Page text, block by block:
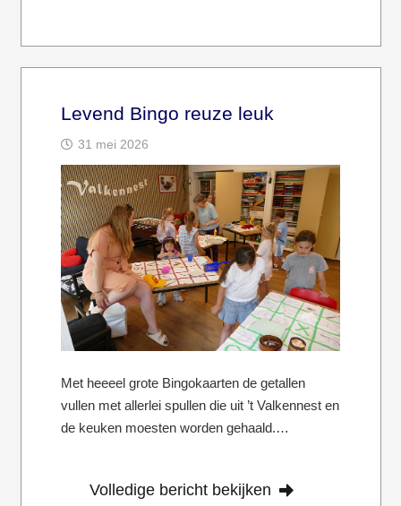
Levend Bingo reuze leuk
31 mei 2026
Met heeeel grote Bingokaarten de getallen
vullen met allerlei spullen die uit ’t Valkennest en
de keuken moesten worden gehaald.…
Volledige bericht bekijken